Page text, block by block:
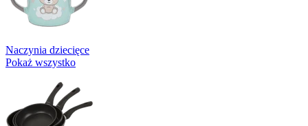
Naczynia dziecięce
Pokaż wszystko